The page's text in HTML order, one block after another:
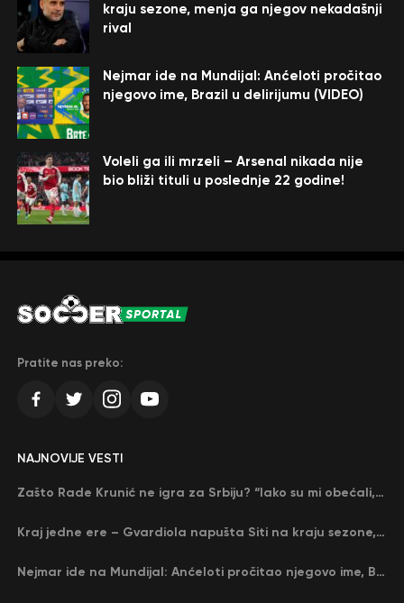
kraju sezone, menja ga njegov nekadašnji
rival
Nejmar ide na Mundijal: Anćeloti pročitao
njegovo ime, Brazil u delirijumu (VIDEO)
Voleli ga ili mrzeli – Arsenal nikada nije
bio bliži tituli u poslednje 22 godine!
Pratite nas preko:
NAJNOVIJE VESTI
Zašto Rade Krunić ne igra za Srbiju? “Iako su mi obećali, niko me nije zvao…”
Kraj jedne ere – Gvardiola napušta Siti na kraju sezone, menja ga njegov nekadašnji rival
Nejmar ide na Mundijal: Anćeloti pročitao njegovo ime, Brazil u delirijumu (VIDEO)